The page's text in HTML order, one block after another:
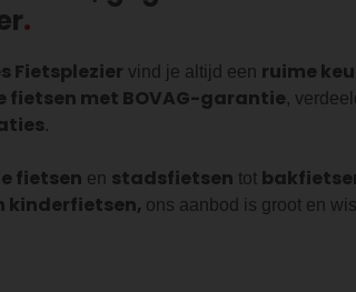
Fietsplezier vind je altijd een ruime
fietsen met BOVAG-garantie,
.
fietsen en stadsfietsen tot
kinderfietsen, ons aanbod is groot en